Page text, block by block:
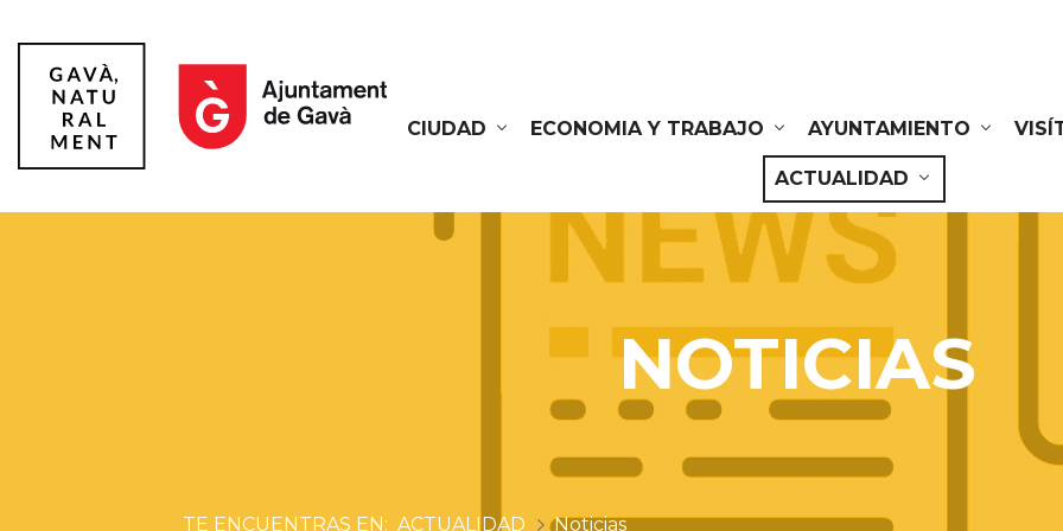
CIUDAD
ECONOMIA Y TRABAJO AYUNTAMIENTO
ACTUALIDAD
NOTICIAS
ACTUALIDAD Noticias